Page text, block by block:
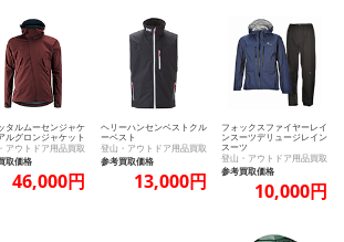
タルムーセンジャケ
ルグロンジャケット
アウトドア用品買取
取価格
46,000円
ヘリーハンセンベストクル
ーベスト
登山・アウトドア用品買取
参考買取価格
13,000円
フォックスファイヤーレイ
ンスーツデリュージレイン
スーツ
登山・アウトドア用品買取
参考買取価格
10,000円